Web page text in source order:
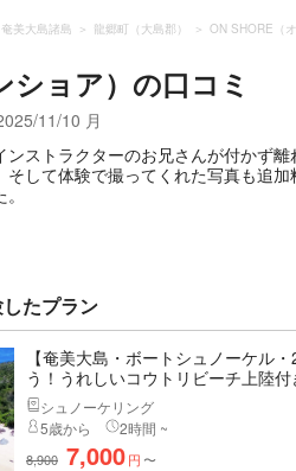
奄美大島諸島 龍郷町（大島郡） ON SHORE（
ョア） の口コミ
11/10 月
ストラクターのお兄さんが付かず
して体験で撮ってくれた写真も追
たプラン
【奄美大島・ボートシュノーケル
う！うれしいコウトリビーチ上陸付
シュノーケリング
5歳から
2時間 ~
8,900 7,000円 〜